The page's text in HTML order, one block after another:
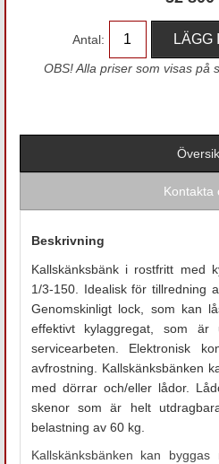
Antal:
OBS! Alla priser som visas på
Kontakta
Beskrivning
Kallskänksbänk i rostfritt med
1/3-150. Idealisk för tillredning
Genomskinligt lock, som kan
effektivt kylaggregat, som
servicearbeten. Elektronisk
avfrostning. Kallskänksbänken
med dörrar och/eller lådor.
skenor som är helt
belastning av 60 kg.
Kallskänksbänken kan